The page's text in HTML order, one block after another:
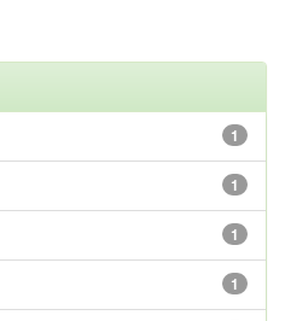
1
1
1
1